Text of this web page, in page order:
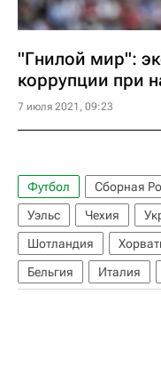
"Гнилой мир":
коррупции при
7 июля 2021, 09:23
Футбол Сборная
Уэльс
Чехия
Шотландия
Бельгия
Италия